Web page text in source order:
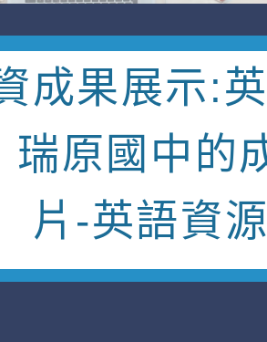
成果展示:
瑞原國中的
片-英語資